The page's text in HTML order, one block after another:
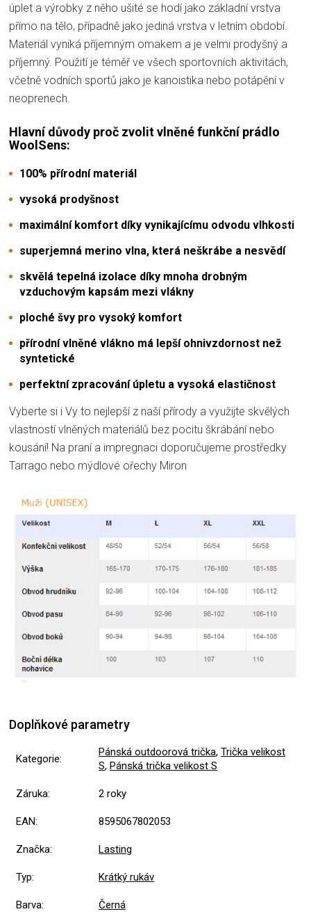
úplet a výrobky z něho ušité se hodí jako základní vrstva
přímo na tělo, případně jako jediná vrstva v letním období.
Materiál vyniká příjemným omakem a je velmi prodyšný a
příjemný. Použití je téměř ve všech sportovních aktivitách,
včetně vodních sportů jako je kanoistika nebo potápění v
neoprenech.
Hlavní důvody proč zvolit vlněné funkční prádlo
WoolSens:
100% přírodní materiál
vysoká prodyšnost
maximální komfort díky vynikajícímu odvodu vlhkosti
superjemná merino vlna, která neškrábe a nesvědí
skvělá tepelná izolace díky mnoha drobným
vzduchovým kapsám mezi vlákny
ploché švy pro vysoký komfort
přírodní vlněné vlákno má lepší ohnivzdornost než
syntetické
perfektní zpracování úpletu a vysoká elastičnost
Vyberte si i Vy to nejlepší z naší přírody a využijte skvělých
vlastností vlněných materiálů bez pocitu škrábání nebo
kousání! Na praní a impregnaci doporučujeme prostředky
Tarrago nebo mýdlové ořechy Miron
Doplňkové parametry
Kategorie:
Pánská outdoorová trička, Trička velikost
S, Pánská trička velikost S
Záruka: 2 roky
EAN: 8595067802053
Značka: Lasting
Typ: Krátký rukáv
Barva: Černá